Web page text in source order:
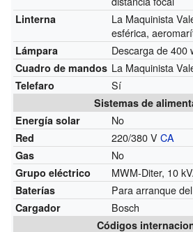
Linterna
La Maquinista
esférica,
Lámpara Descarga de 400
Cuadro de mandos La Maquinista
Telefaro Sí
Sistemas de
Energía solar
No
Red 220/380 VCA
Gas No
Grupo eléctrico MWM-Diter, 10
Baterías Para arranque
Cargador Bosch
Códigos